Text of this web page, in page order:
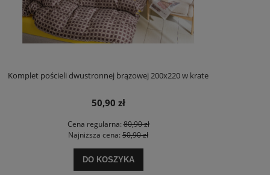
Komplet pościeli dwustronnej brązowej 200x220 w krate
50,90 zł
Cena regularna:80,90 zł
Najniższa cena: 50,90 zł
DO KOSZYKA